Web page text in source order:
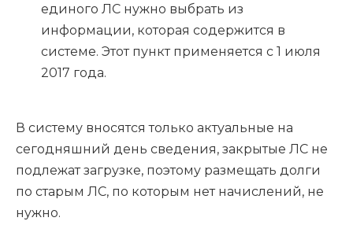
единого ЛС нужно выбрать из
информации, которая содержится в
системе. Этот пункт применяется с 1 июля
2017 года.
В систему вносятся только актуальные на
сегодняшний день сведения, закрытые ЛС не
подлежат загрузке, поэтому размещать долги
по старым ЛС, по которым нет начислений, не
нужно.